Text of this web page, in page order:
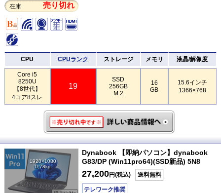
在庫 売り切れ
CPU CPUランク ストレージ メモリ 液晶/解像度
Core i5
8250U
【8世代】
4コア8スレ
19
SSD
256GB
M.2
16
GB
15.6インチ
1366×768
1920×1080
0.78kg
Dynabook 【即納パソコン】dynabook
G83/DP (Win11pro64)(SSD新品) 5N8
27,200円(税込) 送料無料
テレワーク推奨